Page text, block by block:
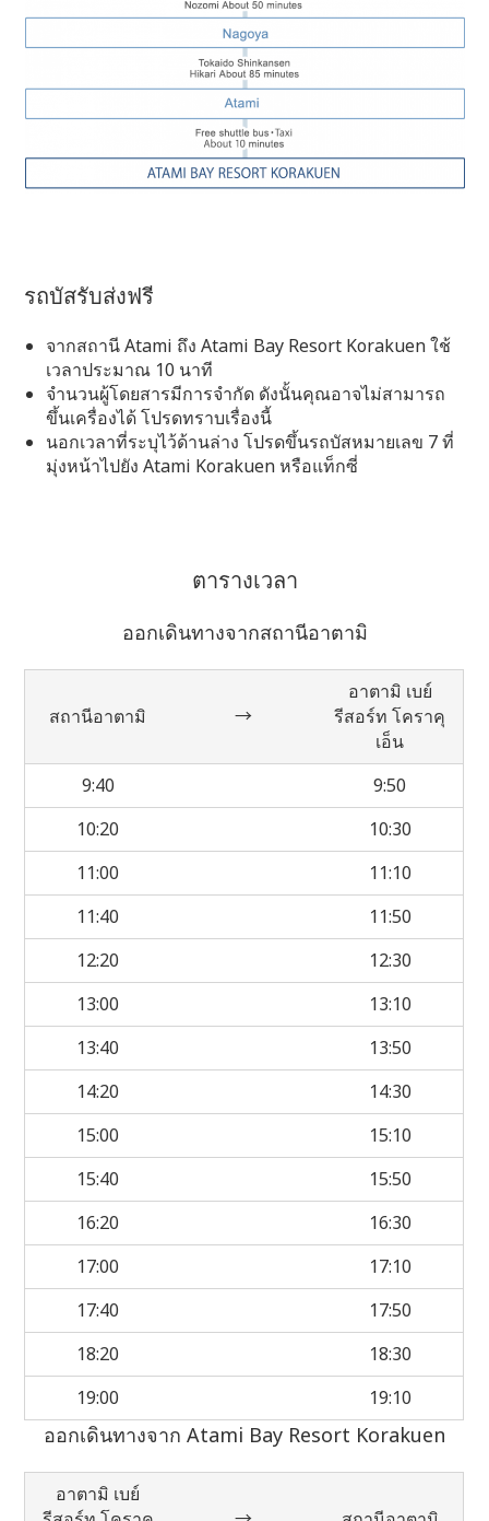
รถบัสรับส่งฟรี
จากสถานี Atami ถึง Atami Bay Resort Korakuen ใช้
เวลาประมาณ 10 นาที
จำนวนผู้โดยสารมีการจำกัด ดังนั้นคุณอาจไม่สามารถ
ขึ้นเครื่องได้ โปรดทราบเรื่องนี้
นอกเวลาที่ระบุไว้ด้านล่าง โปรดขึ้นรถบัสหมายเลข 7 ที่
มุ่งหน้าไปยัง Atami Korakuen หรือแท็กซี่
ตารางเวลา
ออกเดินทางจากสถานีอาตามิ
สถานีอาตามิ →
อาตามิ เบย์
รีสอร์ท โคราคุ
เอ็น
9:40
9:50
10:20
10:30
11:00
11:10
11:40
11:50
12:20
12:30
13:00
13:10
13:40
13:50
14:20
14:30
15:00
15:10
15:40
15:50
16:20
16:30
17:00
17:10
17:40
17:50
18:20
18:30
19:00
19:10
ออกเดินทางจาก Atami Bay Resort Korakuen
อาตามิ เบย์